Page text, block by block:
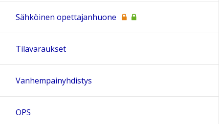
Sähköinen opettajanhuone
Tilavaraukset
Vanhempainyhdistys
OPS